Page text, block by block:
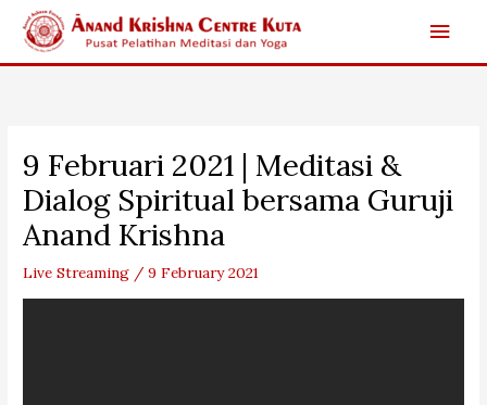
Skip
content
Main
9 Februari 2021 | Meditasi &
Dialog Spiritual bersama Guruji
Anand Krishna
Live Streaming /9 February 2021